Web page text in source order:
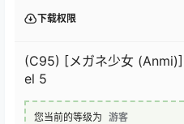
下载权限
(C95) [メガネ少女
el 5
您当前的等级为 游客